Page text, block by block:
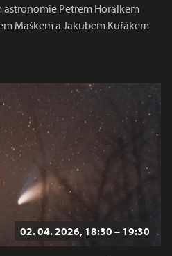
Petrem Horálkem
Maškem a Jakubem Kuřákem
02. 04. 2026, 18:30 – 19:30